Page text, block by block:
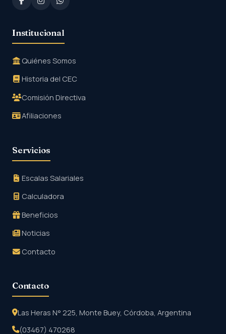
Institucional
Quiénes Somos
Historia del CEC
Comisión Directiva
Afiliaciones
Servicios
Escalas Salariales
Calculadora
Beneficios
Noticias
Contacto
Contacto
Las Heras N° 225, Monte Buey, Córdoba, Argentina
(03467) 470268